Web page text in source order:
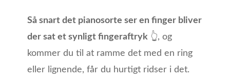
Så snart det pianosorte ser en finger bliver
der sat et synligt fingeraftryk👆, og
kommer du til at ramme det med en ring
eller lignende, får du hurtigt ridser i det.